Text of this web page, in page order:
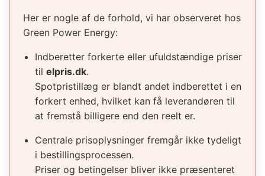
Her er nogle af de forhold, vi har observeret hos
Green Power Energy:
Indberetter forkerte eller ufuldstændige priser
til elpris.dk.
Spotpristillæg er blandt andet indberettet i en
forkert enhed, hvilket kan få leverandøren til
at fremstå billigere end den reelt er.
Centrale prisoplysninger fremgår ikke tydeligt
i bestillingsprocessen.
Priser og betingelser bliver ikke præsenteret